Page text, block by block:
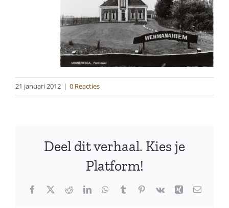
21 januari 2012 | 0 Reacties
Deel dit verhaal. Kies je
Platform!
Facebook
X RedditLinkedInWhatsApp
TumblrPinterest
Vk Xing E-